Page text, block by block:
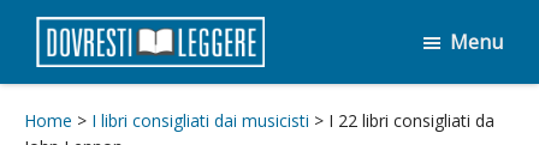
Passa
contenuto
principale
Passa
pièDovresti
Menu
Home > I libri consigliati dai musicisti > I 22 libri consigliati da